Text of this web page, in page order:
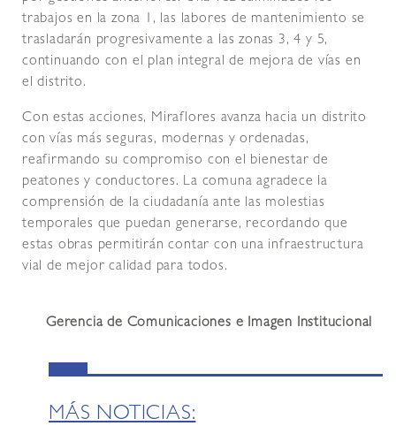
trabajos en la zona 1, las labores de mantenimiento se
trasladarán progresivamente a las zonas 3, 4 y 5,
continuando con el plan integral de mejora de vías en
el distrito.
Con estas acciones, Miraflores avanza hacia un distrito
con vías más seguras, modernas y ordenadas,
reafirmando su compromiso con el bienestar de
peatones y conductores. La comuna agradece la
comprensión de la ciudadanía ante las molestias
temporales que puedan generarse, recordando que
estas obras permitirán contar con una infraestructura
vial de mejor calidad para todos.
Gerencia de Comunicaciones e Imagen Institucional
MÁS NOTICIAS: